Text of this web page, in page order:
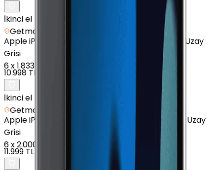
İkinci el
Getmobil Güvencesi
AppleiPad (7. Nesil) - 128 GB - 10.2" - Cellular - Uzay
Grisi
6x1.833 TL
10.998 TL
İkinci el
Getmobil Güvencesi
AppleiPad mini (4. Nesil) - 128 GB - 7.9" - GPS - Uzay
Grisi
6x2.000 TL
11.999 TL